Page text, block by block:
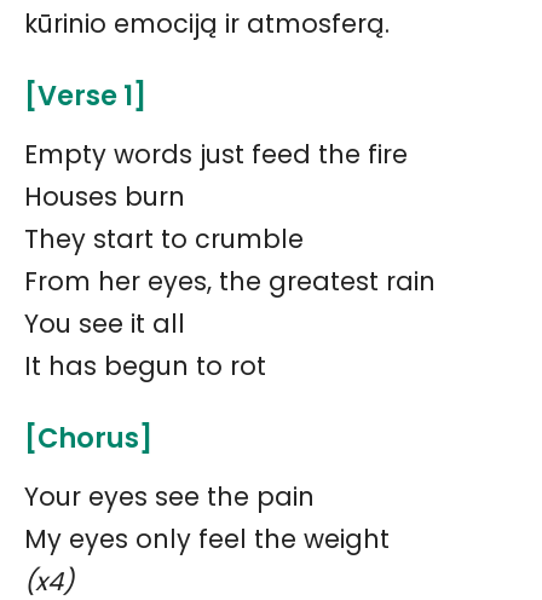
kūrinio emociją ir atmosferą.
[Verse 1]
Empty words just feed the fire
Houses burn
They start to crumble
From her eyes, the greatest rain
You see it all
It has begun to rot
[Chorus]
Your eyes see the pain
My eyes only feel the weight
(x4)